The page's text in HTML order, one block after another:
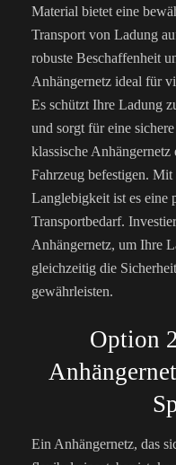
Material bietet eine
Transport von Ladung
robuste Beschaffenheit
Anhängernetz ideal für
Es schützt Ihre Ladung
und sorgt für eine
klassische
Fahrzeug befestigen.
Langlebigkeit ist es eine
Transportbedarf.
Anhängernetz, um Ihre
gleichzeitig die
gewährleisten.
Option
Ein Anhängernetz, das